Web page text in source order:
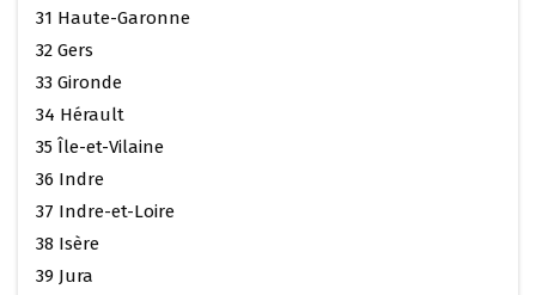
31 Haute-Garonne
32 Gers
33 Gironde
34 Hérault
35 Île-et-Vilaine
36 Indre
37 Indre-et-Loire
38 Isère
39 Jura